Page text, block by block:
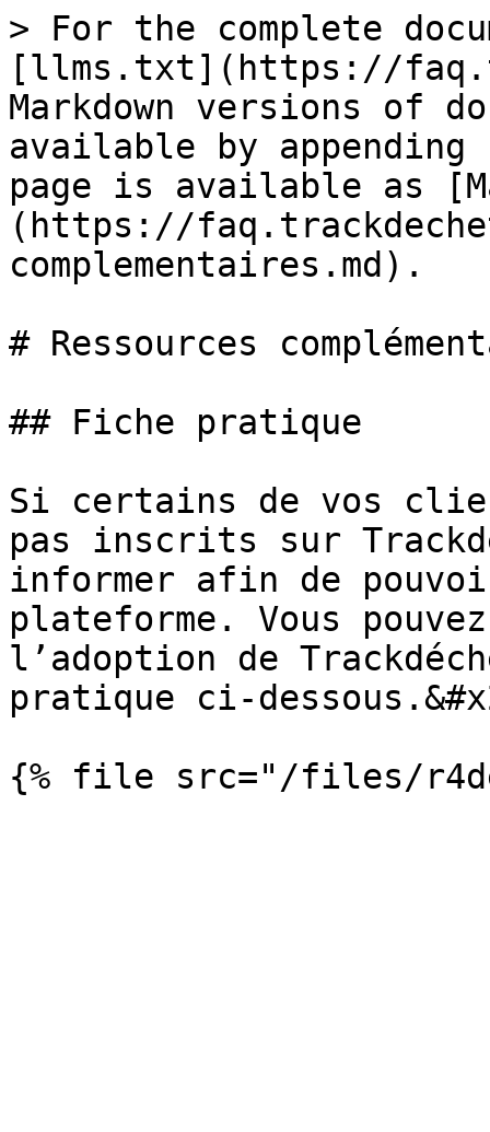
> For the complete
[llms.txt](https://
Markdown versions of
available by
page is available as
(https://
complementaires.md).
# Ressources
## Fiche pratique
Si certains de vos
pas inscrits sur
informer afin de
plateforme. Vous
l’adoption de
pratique ci-